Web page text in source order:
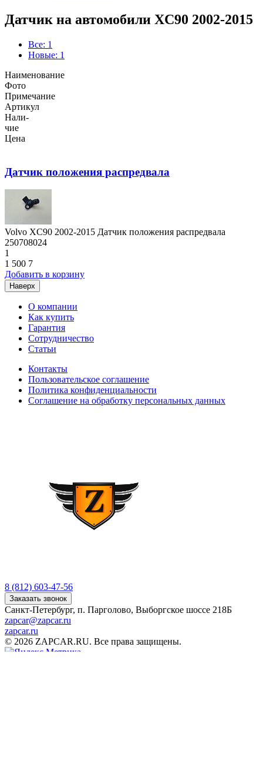
Датчик на автомобили XC90 2002-2015
Все: 1
Новые: 1
Наименование
Фото
Примечание
Артикул
Нали-
чие
Цена
Датчик положения распредвала
Volvo XC90 2002-2015 Датчик положения распредвала
250708024
1
1 500 7
Добавить в корзину
Наверх
О компании
Как купить
Гарантия
Сотрудничество
Статьи
Контакты
Пользовательское соглашение
Политика конфиденциальности
Соглашение на обработку персональных данных
8 (812) 603-47-56
Заказать звонок
Санкт-Петербург, п. Парголово, Выборгское шоссе 218Б
zapcar@zapcar.ru
zapcar.ru
© 2026 ZAPCAR.RU. Все права защищены.